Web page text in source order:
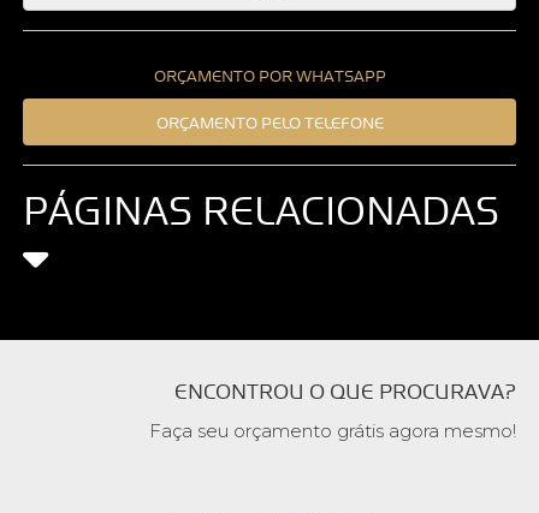
ORÇAMENTO POR WHATSAPP
ORÇAMENTO PELO TELEFONE
PÁGINAS RELACIONADAS
ENCONTROU O QUE PROCURAVA?
Faça seu orçamento grátis agora mesmo!